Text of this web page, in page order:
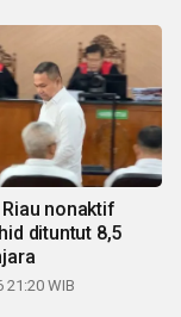
nonaktif
dituntut 8,5
21:20 WIB